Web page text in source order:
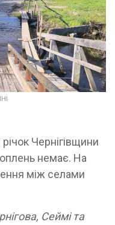
Чернігівщини
немає. На
між селами
Сеймі та